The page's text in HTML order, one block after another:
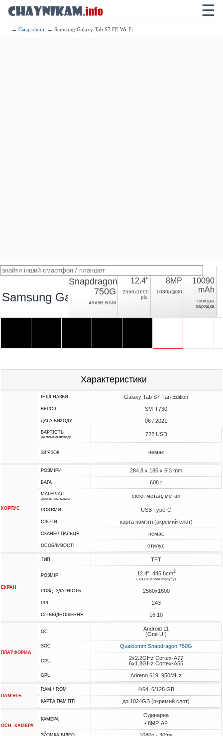
☰
→Смартфони → Samsung Galaxy Tab S7 FE Wi-Fi
Samsung Galaxy Tab S7 FE Wi-Fi
Snapdragon
750G
4/6GB RAM
12.4"
2560x1600
pix.
8MP
1080p@30
10090
mAh
швидка
зарядка
Характеристики
ІНШІ НАЗВИ Galaxy Tab S7 Fan Edition
ВЕРСІЇ SM-T730
ДАТА ВИХОДУ 06 / 2021
ВАРТІСТЬ
на момент виходу 722 USD
ЗВ'ЯЗОК немає
КОРПУС
РОЗМІРИ 284.8 x 185 x 6.3 mm
ВАГА 608 г
МАТЕРІАЛ
фронт, низ, рамка скло, метал, метал
РОЗ'ЄМИ USB Type-C
СЛОТИ карта пам'яті (окремий слот)
СКАНЕР ПАЛЬЦЯ немає
ОСОБЛИВОСТІ стилус
ЕКРАН
ТИП TFT
РОЗМІР 12.4", 445.8cm2
(~84.6% площі корпусу)
РОЗД. ЗДАТНІСТЬ 2560x1600
PPI 243
СПІВВІДНОШЕННЯ 16:10
ПЛАТФОРМА
ОС
Android 11
(One UI)
SOC Qualcomm Snapdragon 750G
CPU
2x2.2GHz Cortex-A77
6x1.8GHz Cortex-A55
GPU Adreno 619, 950MHz
ПАМ'ЯТЬ
RAM / ROM 4/64, 6/128 GB
КАРТА ПАМ'ЯТІ до 1024GB (окремий слот)
ОСН. КАМЕРА
КАМЕРА
Одинарна
• 8MP, AF
ЗЙОМКА ВІДЕО